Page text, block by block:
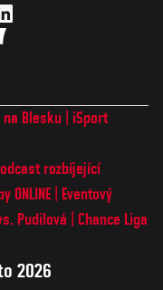
na Blesku
iSport
rozbíjející
ONLINE
Eventový
Pudilová
Chance Liga
2026